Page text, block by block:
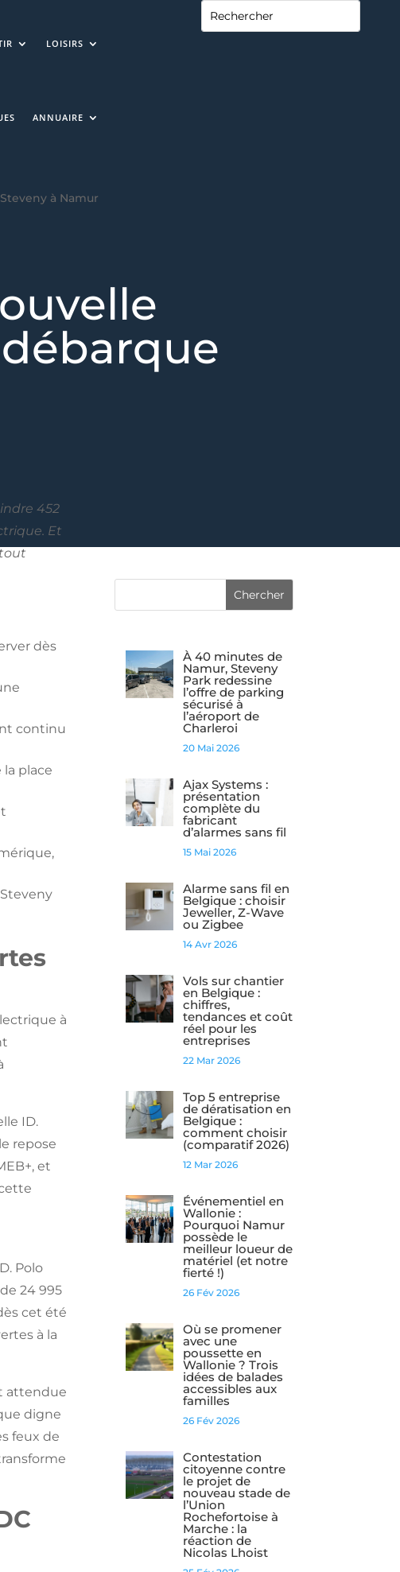
LOISIRS
ANNUAIRE
à Namur
452
Et
dès
continu
la place
à
ID.
repose
et
Polo
24 995
cet été
à la
attendue
digne
feux de
À 40 minutes de
Namur, Steveny
Park redessine
l’offre de parking
sécurisé à
l’aéroport de
Charleroi
20 Mai 2026
Ajax Systems :
présentation
complète du
fabricant
d’alarmes sans fil
15 Mai 2026
Alarme sans fil en
Belgique : choisir
Jeweller, Z-Wave
ou Zigbee
14 Avr 2026
Vols sur chantier
en Belgique :
chiffres,
tendances et coût
réel pour les
entreprises
22 Mar 2026
Top 5 entreprise
de dératisation en
Belgique :
comment choisir
(comparatif 2026)
12 Mar 2026
Événementiel en
Wallonie :
Pourquoi Namur
possède le
meilleur loueur de
matériel (et notre
fierté !)
26 Fév 2026
Où se promener
avec une
poussette en
Wallonie ? Trois
idées de balades
accessibles aux
familles
26 Fév 2026
Contestation
citoyenne contre
le projet de
nouveau stade de
l’Union
Rochefortoise à
Marche : la
réaction de
Nicolas Lhoist